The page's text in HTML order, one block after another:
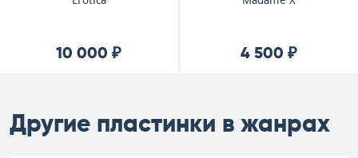
10 000 ₽ 4 500 ₽
Другие пластинки в жанрах